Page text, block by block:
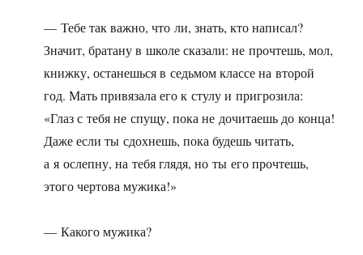
— Тебе так важно, что ли, знать, кто написал?
Значит, братану в школе сказали: не прочтешь, мол,
книжку, останешься в седьмом классе на второй
год. Мать привязала его к стулу и пригрозила:
«Глаз с тебя не спущу, пока не дочитаешь до конца!
Даже если ты сдохнешь, пока будешь читать,
а я ослепну, на тебя глядя, но ты его прочтешь,
этого чертова мужика!»
— Какого мужика?